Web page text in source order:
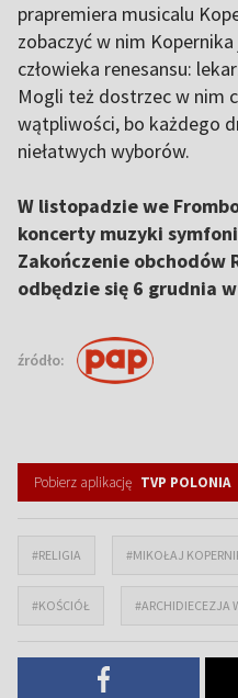
prapremiera musicalu
zobaczyć w nim
człowieka renesansu:
Mogli też dostrzec w nim
wątpliwości, bo każdego
niełatwych wyborów.
W listopadzie we
koncerty muzyki
Zakończenie obchodów
odbędzie się 6 grudnia
źródło:
Pobierz aplikację TVP POLONIA
#RELIGIA #MIKOŁAJ
#KOŚCIÓŁ #ARCHIDIECEZJA